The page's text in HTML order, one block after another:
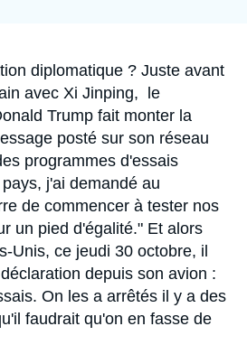
diplomatique ? Juste avant
avec Xi Jinping, le
Trump fait monter la
posté sur son réseau
programmes d'essais
j'ai demandé au
de commencer à tester nos
un pied d'égalité." Et alors
Unis, ce jeudi 30 octobre, il
depuis son avion :
On les a arrêtés il y a des
faudrait qu'on en fasse de